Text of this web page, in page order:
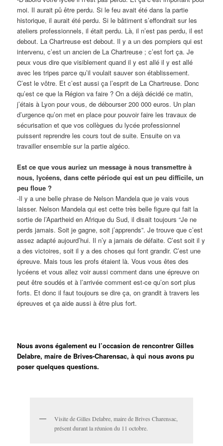
moi. Il aurait pû être perdu. Si le feu avait été dans la partie
historique, il aurait été perdu. Si le bâtiment s’effondrait sur les
ateliers professionnels, il était perdu. Là, il n’est pas perdu, il est
debout. La Chartreuse est debout. Il y a un des pompiers qui est
intervenu, c’est un ancien de La Chartreuse ; c’est fort ça. Je
peux vous dire que visiblement quand il y est allé il y est allé
avec les tripes parce qu’il voulait sauver son établissement.
C’est le vôtre. Et c’est aussi ça l’esprit de La Chartreuse. Donc
qu’est ce que la Région va faire ? On a déjà décidé ce matin,
j’étais à Lyon pour vous, de débourser 200 000 euros. Un plan
d’urgence qu’on met en place pour pouvoir faire les travaux de
sécurisation et que vos collègues du lycée professionnel
puissent reprendre les cours tout de suite. Ensuite on va
travailler ensemble sur la partie algéco.
Est ce que vous auriez un message à nous transmettre à
nous, lycéens, dans cette période qui est un peu difficile, un
peu floue ?
-Il y a une belle phrase de Nelson Mandela que je vais vous
laisser. Nelson Mandela qui est cette très belle figure qui fait la
sortie de l’Apartheid en Afrique du Sud, il disait toujours “Je ne
perds jamais. Soit je gagne, soit j’apprends”. Je trouve que c’est
assez adapté aujourd’hui. Il n’y a jamais de défaite. C’est soit il y
a des victoires, soit il y a des choses qui font grandir. C’est une
épreuve. Mais tous les profs étaient là. Vous vous êtes des
lycéens et vous allez voir aussi comment dans une épreuve on
peut être soudés et à l’arrivée comment est-ce qu’on sort plus
forts. Et donc il faut toujours se dire ça, on grandit à travers les
épreuves et ça aide aussi à être plus fort.
Nous avons également eu l’occasion de rencontrer Gilles
Delabre, maire de Brives-Charensac, à qui nous avons pu
poser quelques questions.
Visite de Gilles Delabre, maire de Brives Charensac,
présent durant la réunion du 11 octobre.